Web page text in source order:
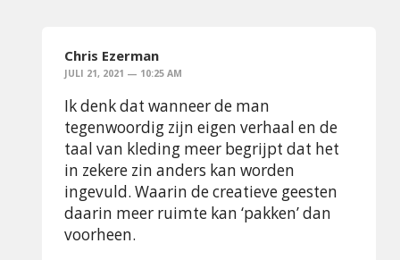
Chris Ezerman
JULI 21, 2021 — 10:25 AM
Ik denk dat wanneer de man
tegenwoordig zijn eigen verhaal en de
taal van kleding meer begrijpt dat het
in zekere zin anders kan worden
ingevuld. Waarin de creatieve geesten
daarin meer ruimte kan ‘pakken’ dan
voorheen.